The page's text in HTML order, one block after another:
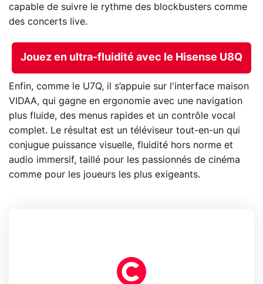
capable de suivre le rythme des blockbusters comme
des concerts live.
Jouez en ultra-fluidité avec le Hisense U8Q
Enfin, comme le U7Q, il s’appuie sur l'interface maison
VIDAA, qui gagne en ergonomie avec une navigation
plus fluide, des menus rapides et un contrôle vocal
complet. Le résultat est un téléviseur tout-en-un qui
conjugue puissance visuelle, fluidité hors norme et
audio immersif, taillé pour les passionnés de cinéma
comme pour les joueurs les plus exigeants.